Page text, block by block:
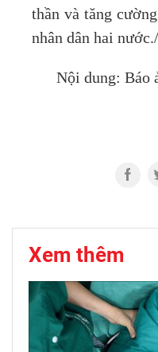
thần và tăng
nhân dân hai
Nội dung: Báo
Xem thêm